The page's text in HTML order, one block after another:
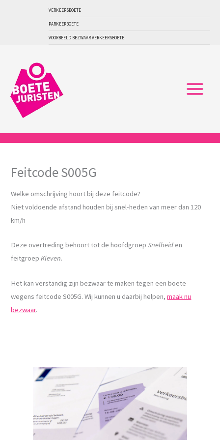
VERKEERSBOETE
PARKEERBOETE
VOORBEELD BEZWAAR VERKEERSBOETE
Feitcode S005G
Welke omschrijving hoort bij deze feitcode?
Niet voldoende afstand houden bij snel-heden van meer dan 120
km/h
Deze overtreding behoort tot de hoofdgroepSnelheid en
feitgroepKleven.
Het kan verstandig zijn bezwaar te maken tegen een boete
wegens feitcode S005G. Wij kunnen u daarbij helpen,maak nu
bezwaar.